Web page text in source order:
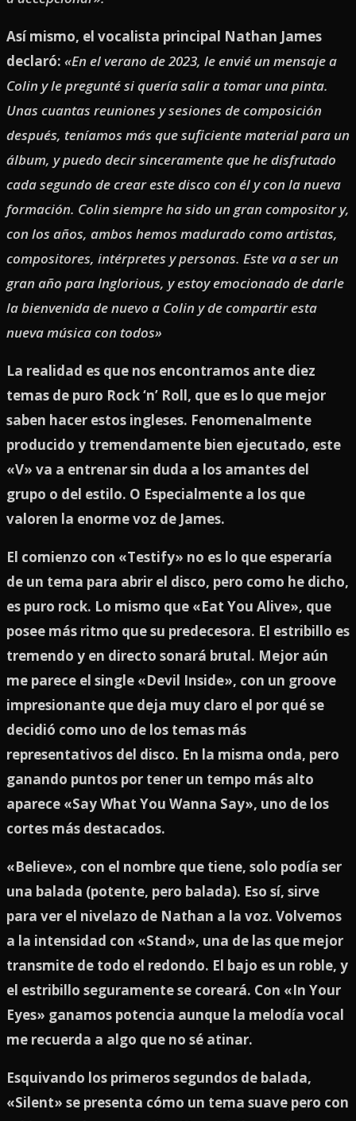
Así mismo, el vocalista principal Nathan James
declaró: «En el verano de 2023, le envié un mensaje a
Colin y le pregunté si quería salir a tomar una pinta.
Unas cuantas reuniones y sesiones de composición
después, teníamos más que suficiente material para un
álbum, y puedo decir sinceramente que he disfrutado
cada segundo de crear este disco con él y con la nueva
formación. Colin siempre ha sido un gran compositor y,
con los años, ambos hemos madurado como artistas,
compositores, intérpretes y personas. Este va a ser un
gran año para Inglorious, y estoy emocionado de darle
la bienvenida de nuevo a Colin y de compartir esta
nueva música con todos»
La realidad es que nos encontramos ante diez
temas de puro Rock ‘n’ Roll, que es lo que mejor
saben hacer estos ingleses. Fenomenalmente
producido y tremendamente bien ejecutado, este
«V» va a entrenar sin duda a los amantes del
grupo o del estilo. O Especialmente a los que
valoren la enorme voz de James.
El comienzo con «Testify» no es lo que esperaría
de un tema para abrir el disco, pero como he dicho,
es puro rock. Lo mismo que «Eat You Alive», que
posee más ritmo que su predecesora. El estribillo es
tremendo y en directo sonará brutal. Mejor aún
me parece el single «Devil Inside», con un groove
impresionante que deja muy claro el por qué se
decidió como uno de los temas más
representativos del disco. En la misma onda, pero
ganando puntos por tener un tempo más alto
aparece «Say What You Wanna Say», uno de los
cortes más destacados.
«Believe», con el nombre que tiene, solo podía ser
una balada (potente, pero balada). Eso sí, sirve
para ver el nivelazo de Nathan a la voz. Volvemos
a la intensidad con «Stand», una de las que mejor
transmite de todo el redondo. El bajo es un roble, y
el estribillo seguramente se coreará. Con «In Your
Eyes» ganamos potencia aunque la melodía vocal
me recuerda a algo que no sé atinar.
Esquivando los primeros segundos de balada,
«Silent» se presenta cómo un tema suave pero con